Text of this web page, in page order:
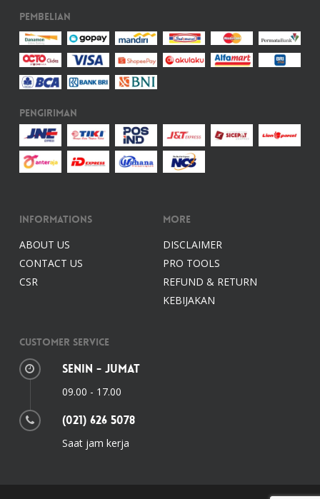
Pembelian
Pengiriman
Informations
ABOUT US
CONTACT US
CSR
More
DISCLAIMER
PRO TOOLS
REFUND & RETURN
KEBIJAKAN
Customer Service
Senin - Jumat
09.00 - 17.00
(021) 626 5078
Saat jam kerja